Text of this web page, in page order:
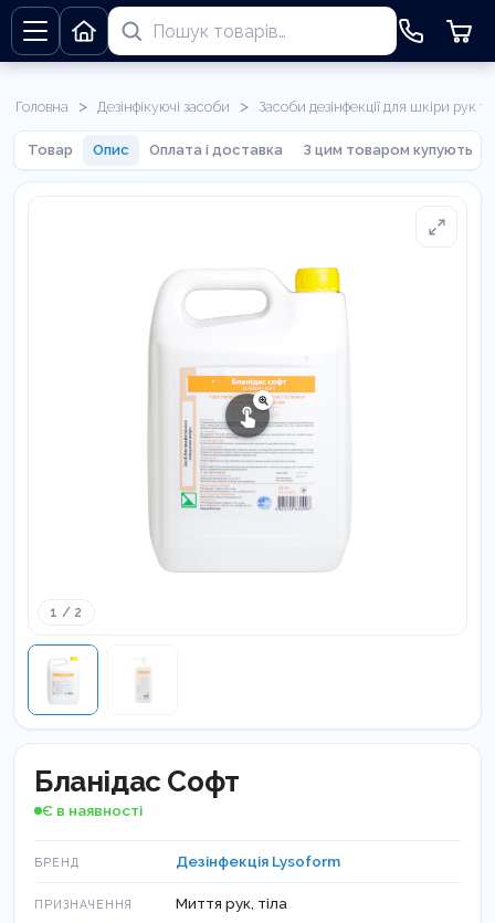
Головна > Дезінфікуючі засоби > Засоби дезінфекції для шкіри рук
Товар Опис Оплата і доставка З цим товаром купують
1 / 2
Бланідас Софт
Є в наявності
БРЕНД Дезінфекція Lysoform
ПРИЗНАЧЕННЯ Миття рук, тіла